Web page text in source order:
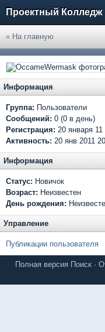
Проектный Колледж
« На главную
Информация
Группа: Пользователи
Сообщений: 0 (0 в день)
Регистрация: 20 января 11
Активность: 20 янв 2011
Информация
Статус: Новичок
Возраст: Неизвестен
День рождения:
Управление
Публикации пользователя
Полная версия Поиск ·